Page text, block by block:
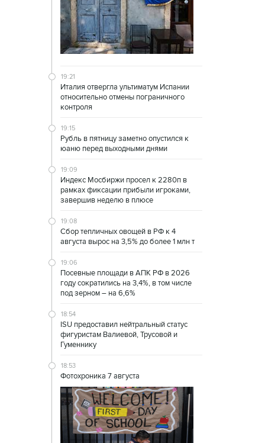
19:21
Италия отвергла ультиматум Испании
относительно отмены пограничного
контроля
19:15
Рубль в пятницу заметно опустился к
юаню перед выходными днями
19:09
Индекс Мосбиржи просел к 2280п в
рамках фиксации прибыли игроками,
завершив неделю в плюсе
19:08
Сбор тепличных овощей в РФ к 4
августа вырос на 3,5% до более 1 млн т
19:06
Посевные площади в АПК РФ в 2026
году сократились на 3,4%, в том числе
под зерном – на 6,6%
18:54
ISU предоставил нейтральный статус
фигуристам Валиевой, Трусовой и
Гуменнику
18:53
Фотохроника 7 августа